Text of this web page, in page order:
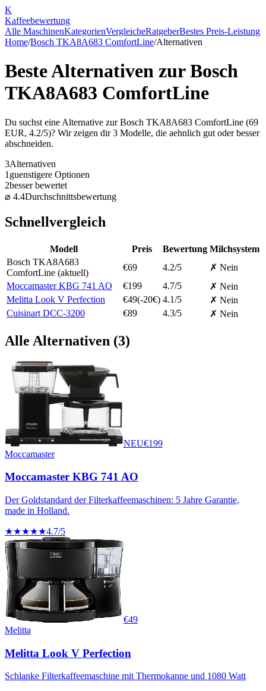
K
Kaffeebewertung
Alle MaschinenKategorienVergleicheRatgeberBestes Preis-Leistung
Home/Bosch TKA8A683 ComfortLine/Alternativen
Beste Alternativen zurBosch
TKA8A683 ComfortLine
Du suchst eine Alternative zurBosch TKA8A683 ComfortLine (69
EUR, 4.2/5)? Wir zeigen dir3 Modelle, die aehnlich gut oder besser
abschneiden.
3Alternativen
1 guenstigere Optionen
2besser bewertet
⌀ 4.4Durchschnittsbewertung
Schnellvergleich
Modell Preis Bewertung Milchsystem
Bosch TKA8A683
ComfortLine (aktuell)
€69 4.2/5
✗ Nein
Moccamaster KBG 741 AO
€199 4.7/5
✗ Nein
Melitta Look V Perfection
€49(-20€) 4.1/5
✗ Nein
Cuisinart DCC-3200
€89 4.3/5 ✗ Nein
Alle Alternativen (3)
NEU€199
Moccamaster
Moccamaster KBG 741 AO
Der Goldstandard der Filterkaffeemaschinen: 5 Jahre Garantie,
made in Holland.
★★★★★4.7/5
€49
Melitta
Melitta Look V Perfection
Schlanke Filterkaffeemaschine mit Thermokanne und 1080 Watt